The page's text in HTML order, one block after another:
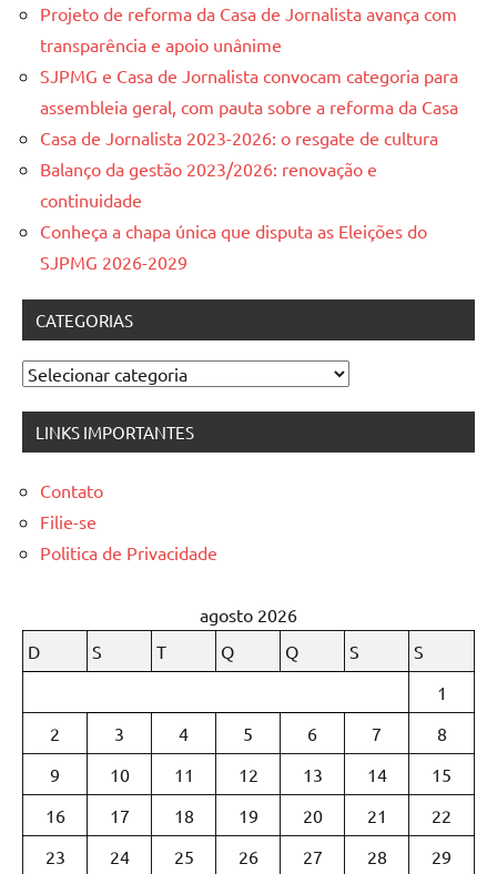
Projeto de reforma da Casa de Jornalista avança com
transparência e apoio unânime
SJPMG e Casa de Jornalista convocam categoria para
assembleia geral, com pauta sobre a reforma da Casa
Casa de Jornalista 2023-2026: o resgate de cultura
Balanço da gestão 2023/2026: renovação e
continuidade
Conheça a chapa única que disputa as Eleições do
SJPMG 2026-2029
CATEGORIAS
Categorias
LINKS IMPORTANTES
Contato
Filie-se
Politica de Privacidade
agosto 2026
D
S T Q Q S
S
1
2
3 4 5 6 7
8
9
10 11 12 13 14
15
16
17 18 19 20 21
22
23
24 25 26 27 28 29